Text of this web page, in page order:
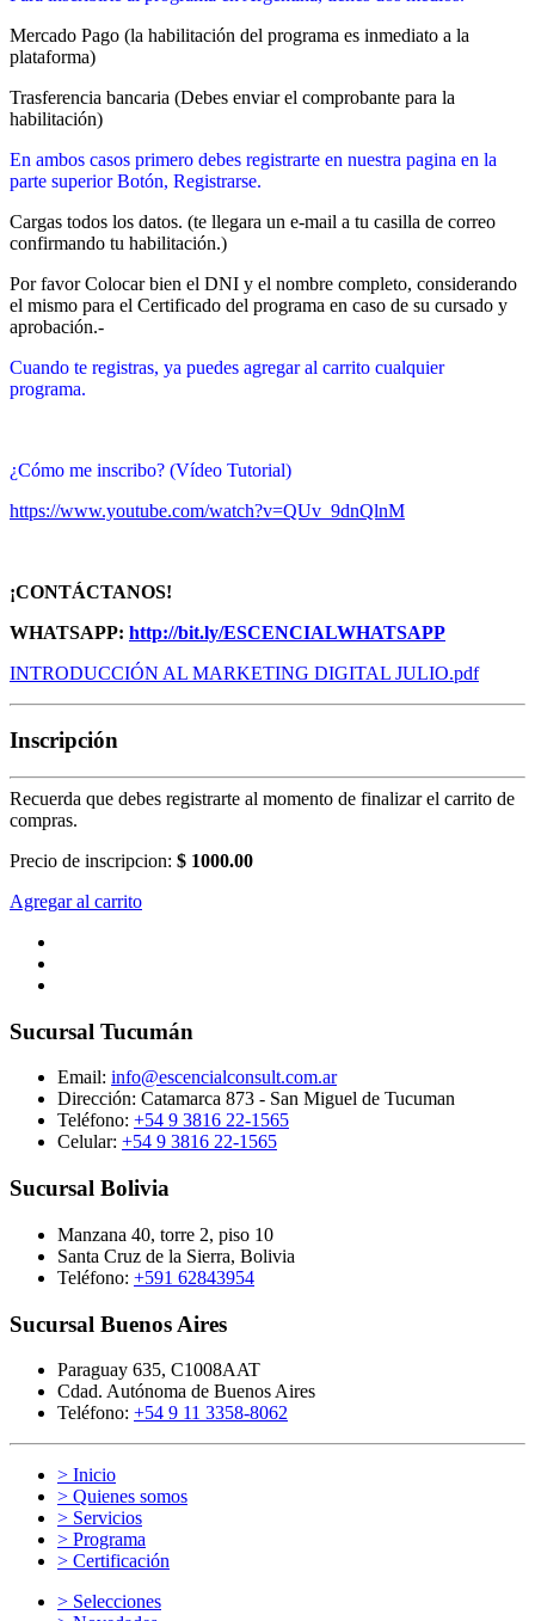
Mercado Pago (la habilitación del programa es inmediato a la
plataforma)
Trasferencia bancaria (Debes enviar el comprobante para la
habilitación)
En ambos casos primero debes registrarte en nuestra pagina en la
parte superior Botón, Registrarse.
Cargas todos los datos. (te llegara un e-mail a tu casilla de correo
confirmando tu habilitación.)
Por favor Colocar bien el DNI y el nombre completo, considerando
el mismo para el Certificado del programa en caso de su cursado y
aprobación.-
Cuando te registras, ya puedes agregar al carrito cualquier
programa.
¿Cómo me inscribo? (Vídeo Tutorial)
https://www.youtube.com/watch?v=QUv_9dnQlnM
¡CONTÁCTANOS!
WHATSAPP: http://bit.ly/ESCENCIALWHATSAPP
INTRODUCCIÓN AL MARKETING DIGITAL JULIO.pdf
Inscripción
Recuerda que debes registrarte al momento de finalizar el carrito de
compras.
Precio de inscripcion: $ 1000.00
Agregar al carrito
Sucursal Tucumán
Email: info@escencialconsult.com.ar
Dirección: Catamarca 873 - San Miguel de Tucuman
Teléfono: +54 9 3816 22-1565
Celular: +54 9 3816 22-1565
Sucursal Bolivia
Manzana 40, torre 2, piso 10
Santa Cruz de la Sierra, Bolivia
Teléfono: +591 62843954
Sucursal Buenos Aires
Paraguay 635, C1008AAT
Cdad. Autónoma de Buenos Aires
Teléfono: +54 9 11 3358-8062
> Inicio
> Quienes somos
> Servicios
> Programa
> Certificación
> Selecciones